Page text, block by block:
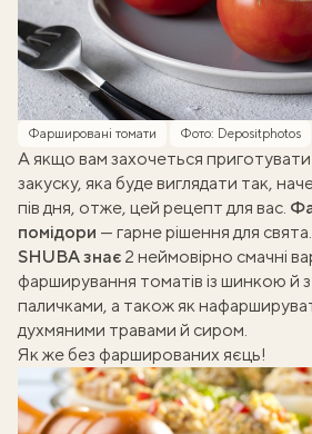
Фаршировані томати Фото: Depositphotos
А якщо вам захочеться
закуску, яка буде виглядати так,
пів дня, отже, цей рецепт для вас.
помідори — гарне рішення для свята.
SHUBA знає 2 неймовірно смачні
фарширування томатів із шинкою й
паличками, а також як
духмяними травами й сиром
Як же без фаршированих яєць!